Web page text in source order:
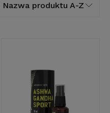
Nazwa produktu A-Z